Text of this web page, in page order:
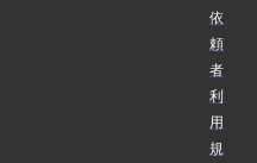
依
頼
者
利
用
規